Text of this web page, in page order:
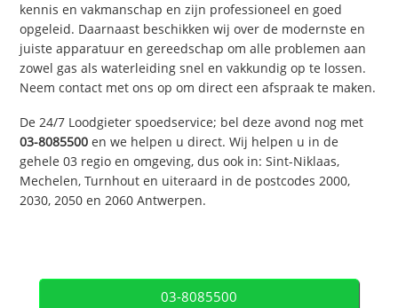
kennis en vakmanschap en zijn professioneel en goed
opgeleid. Daarnaast beschikken wij over de modernste en
juiste apparatuur en gereedschap om alle problemen aan
zowel gas als waterleiding snel en vakkundig op te lossen.
Neem contact met ons op om direct een afspraak te maken.
De 24/7 Loodgieter spoedservice; bel deze avond nog met
03-8085500 en we helpen u direct. Wij helpen u in de
gehele 03 regio en omgeving, dus ook in: Sint-Niklaas,
Mechelen, Turnhout en uiteraard in de postcodes 2000,
2030, 2050 en 2060 Antwerpen.
03-8085500